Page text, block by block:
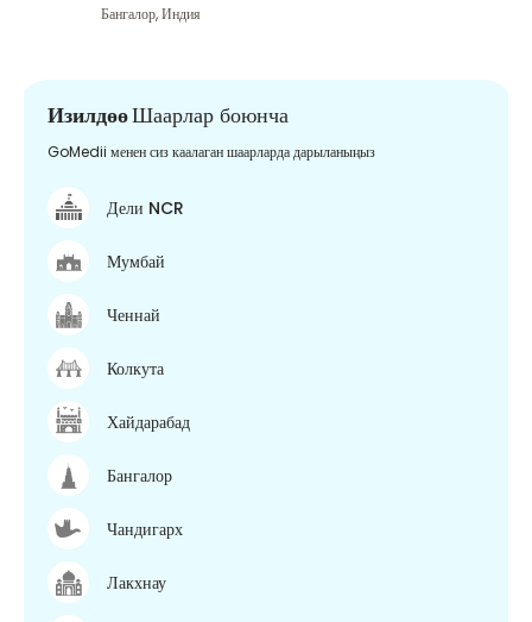
Бангалор,Индия
ИзилдөөШаарлар боюнча
GoMedii менен сиз каалаган шаарларда дарыланыңыз
Дели NCR
Мумбай
Ченнай
Колкута
Хайдарабад
Бангалор
Чандигарх
Лакхнау